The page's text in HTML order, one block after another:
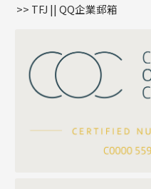
公司名稱
嘴唇鏈系列
S車花鏈系列
珍珠鏈系列
坦克鏈系列
滿天星鏈系列
方假繩鏈系列
星座吊墜
珠扣
>> TFJ || QQ企業郵箱